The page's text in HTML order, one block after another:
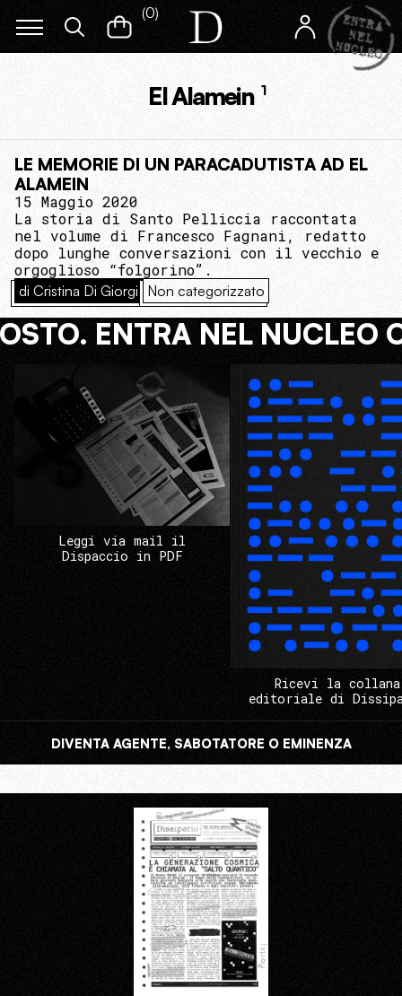
(0)
El Alamein 1
LE MEMORIE DI UN PARACADUTISTA AD EL
ALAMEIN
15 Maggio 2020
La storia di Santo Pelliccia raccontata
nel volume di Francesco Fagnani, redatto
dopo lunghe conversazioni con il vecchio e
orgoglioso “folgorino”.
di Cristina Di Giorgi Non categorizzato
ENTRA NEL NUCLEO
Leggi via mail il
Dispaccio in PDF
Ricevi la collana
editoriale di
DIVENTA AGENTE, SABOTATORE O EMINENZA